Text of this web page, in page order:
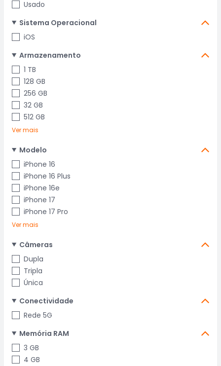
Usado
Sistema Operacional
iOS
Armazenamento
1 TB
128 GB
256 GB
32 GB
512 GB
Ver mais
Modelo
iPhone 16
iPhone 16 Plus
iPhone 16e
iPhone 17
iPhone 17 Pro
Ver mais
Câmeras
Dupla
Tripla
Única
Conectividade
Rede 5G
Memória RAM
3 GB
4 GB